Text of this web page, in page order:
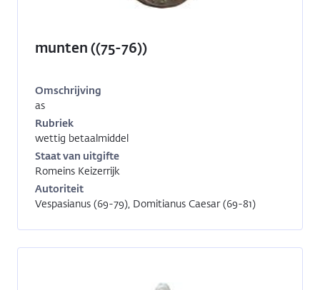
munten ((75-76))
Omschrijving
as
RO-
14024
Rubriek
wettig betaalmiddel
Staat van uitgifte
Romeins Keizerrijk
Autoriteit
Vespasianus (69-79), Domitianus Caesar (69-81)